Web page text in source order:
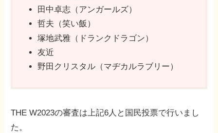
田中卓志（アンガールズ）
哲夫（笑い飯）
塚地武雅（ドランクドラゴン）
友近
野田クリスタル（マヂカルラブリー）
THE W2023の審査は上記6人と国民投票で行いまし
た。